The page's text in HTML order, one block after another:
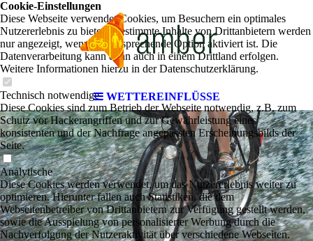
WETTEREINFLÜSSE
Cookie-Einstellungen
Diese Webseite verwendet Cookies, um Besuchern ein optimales
Nutzererlebnis zu bieten. Bestimmte Inhalte von Drittanbietern werden
nur angezeigt, wenn die entsprechende Option aktiviert ist. Die
Datenverarbeitung kann dann auch in einem Drittland erfolgen.
Weitere Informationen hierzu in der Datenschutzerklärung.
Technisch notwendige
Diese Cookies sind zum Betrieb der Webseite notwendig, z.B. zum
Schutz vor Hackerangriffen und zur Gewährleistung eines
konsistenten und der Nachfrage angepassten Erscheinungsbilds der
Seite.
Analytische
Diese Cookies werden verwendet, um das Nutzererlebnis weiter zu
optimieren. Hierunter fallen auch Statistiken, die dem
Webseitenbetreiber von Drittanbietern zur Verfügung gestellt werden,
sowie die Ausspielung von personalisierter Werbung durch die
Nachverfolgung der Nutzeraktivität über verschiedene Webseiten.